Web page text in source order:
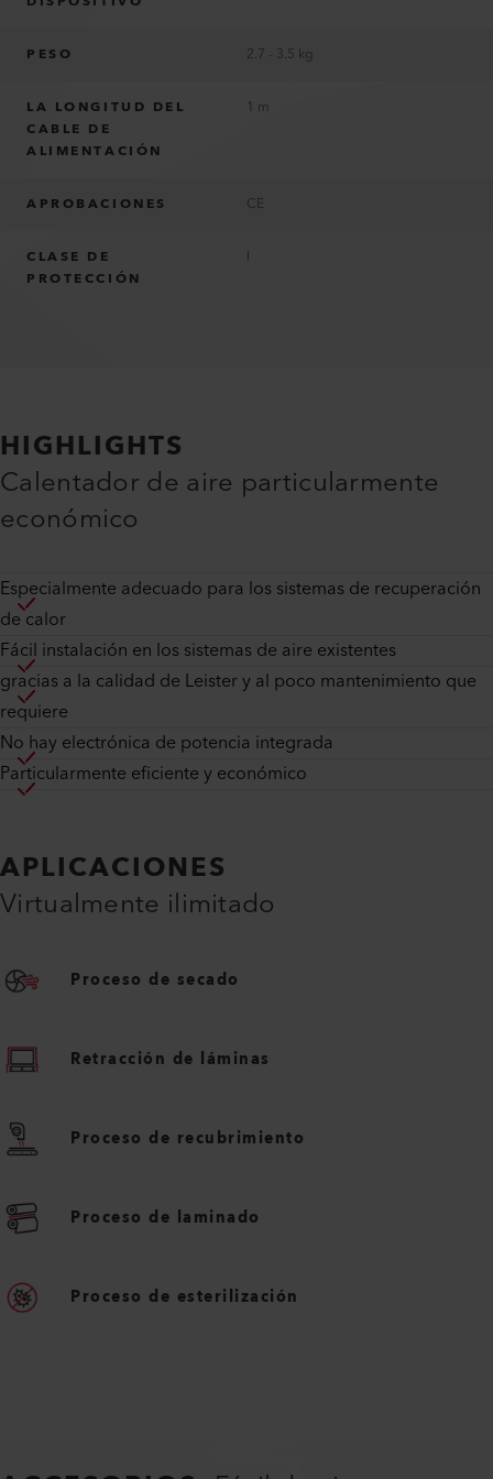
PESO 2.7 - 3.5 kg
LA LONGITUD DEL
CABLE DE
ALIMENTACIÓN
1 m
APROBACIONES CE
CLASE DE
PROTECCIÓN
I
HIGHLIGHTS
Calentador de aire particularmente
económico
Especialmente adecuado para los sistemas de recuperación
de calor
Fácil instalación en los sistemas de aire existentes
gracias a la calidad de Leister y al poco mantenimiento que
requiere
No hay electrónica de potencia integrada
Particularmente eficiente y económico
APLICACIONES
Virtualmente ilimitado
Proceso de secado
Retracción de láminas
Proceso de recubrimiento
Proceso de laminado
Proceso de esterilización